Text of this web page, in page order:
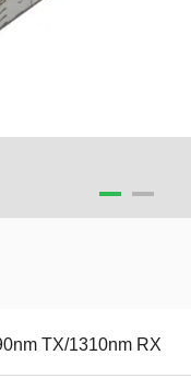
TX/1310nm RX